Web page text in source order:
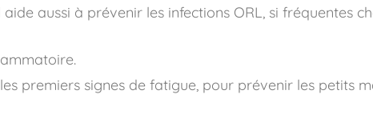
aussi à prévenir les infections ORL, si fréquentes
premiers signes de fatigue, pour prévenir les petits